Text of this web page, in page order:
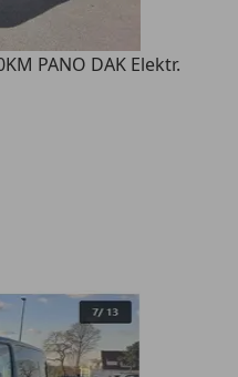
PANO DAK Elektr.